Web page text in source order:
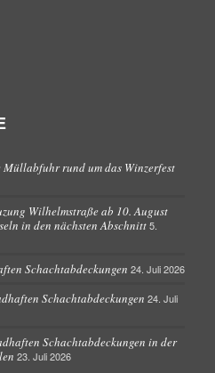
Müllabfuhr rund um das Winzerfest
Wilhelmstraße ab 10. August
in den nächsten Abschnitt 5.
Schachtabdeckungen 24. Juli 2026
Schachtabdeckungen 24. Juli
Schachtabdeckungen in der
23. Juli 2026